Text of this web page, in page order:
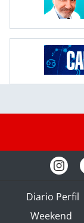
Diario Perfil
Weekend